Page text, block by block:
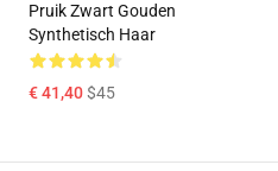
Pruik Zwart Gouden
Synthetisch Haar
€ 41,40$45